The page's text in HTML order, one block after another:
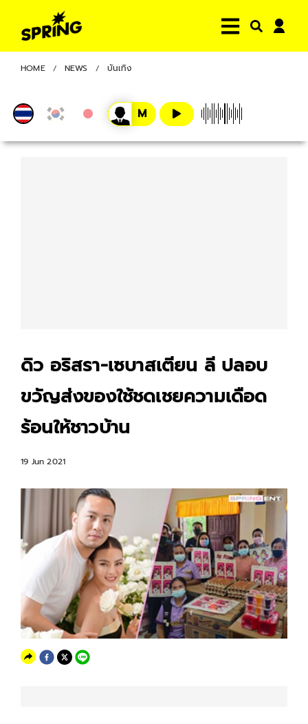
HOME NEWS บันเทิง
ดิว อริสรา-เซบาสเตียน ลี ปลอบ
ขวัญส่งของใช้ชดเชยความเดือด
ร้อนให้ชาวบ้าน
19 Jun 2021